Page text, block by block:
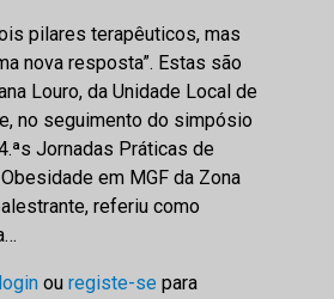
pilares terapêuticos, mas
nova resposta”. Estas são
Louro, da Unidade Local de
no seguimento do simpósio
Jornadas Práticas de
em MGF da Zona
referiu como
login ou registe-se para